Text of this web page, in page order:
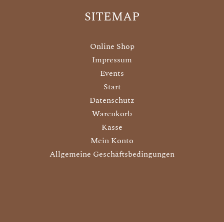
SITEMAP
Online Shop
Impressum
Events
Start
Datenschutz
Warenkorb
Kasse
Mein Konto
Allgemeine Geschäftsbedingungen